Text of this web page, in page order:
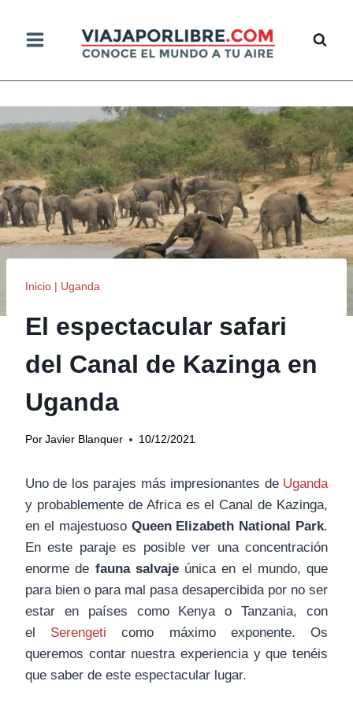
contenido
Inicio | Uganda
El espectacular safari
del Canal de Kazinga en
Uganda
Por Javier Blanquer 10/12/2021
Uno de los parajes más impresionantes de Uganda
y probablemente de Africa es el Canal de Kazinga,
en el majestuoso Queen Elizabeth National Park.
En este paraje es posible ver una concentración
enorme de fauna salvajeúnica en el mundo, que
para bien o para mal pasa desapercibida por no ser
estar en países como Kenya o Tanzania, con
el Serengeti como máximo exponente. Os
queremos contar nuestra experiencia y que tenéis
que saber de este espectacular lugar.